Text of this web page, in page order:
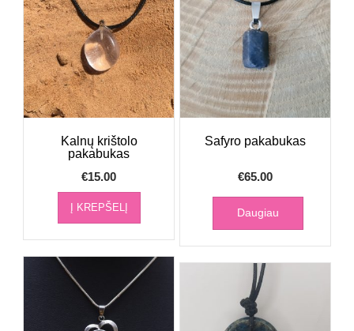
Kalnų krištolo
pakabukas
€15.00
Į KREPŠELĮ
Safyro pakabukas
€65.00
Daugiau